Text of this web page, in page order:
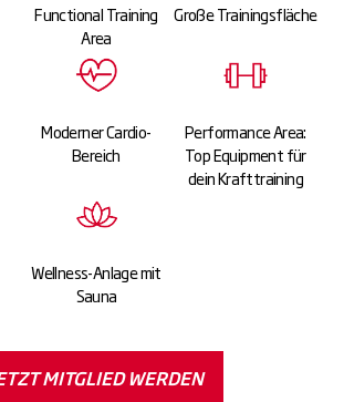
Functional Training
Area
Große Trainingsfläche
Moderner Cardio-
Bereich
Performance Area:
Top Equipment für
dein Krafttraining
Wellness-Anlage mit
Sauna
MITGLIED WERDEN